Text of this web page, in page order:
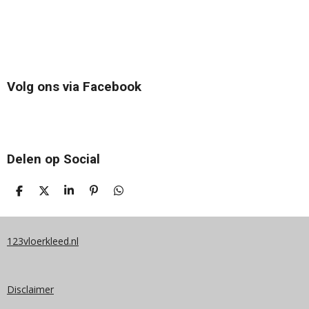
Volg ons via Facebook
Delen op Social
D
L
N
D
E
S
A
E
P
N
D
L
123vloerkleed.nl
Disclaimer